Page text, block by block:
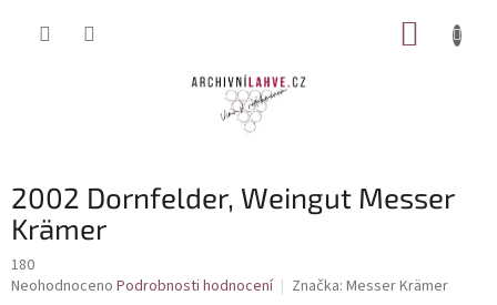
2002 Dornfelder, Weingut Messer
Krämer
180
Průměrné
Neohodnoceno Podrobnosti hodnocení Značka: Messer Krämer